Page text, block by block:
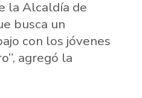
la Alcaldía de
busca un
con los jóvenes
agregó la